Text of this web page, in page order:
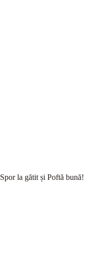
Spor la gătit și Poftă bună!